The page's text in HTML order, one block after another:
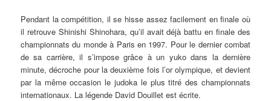
Pendant la compétition, il se hisse assez facilement en finale où
il retrouve Shinishi Shinohara, qu’il avait déjà battu en finale des
championnats du monde à Paris en 1997. Pour le dernier combat
de sa carrière, il s’impose grâce à un yuko dans la dernière
minute, décroche pour la deuxième fois l’or olympique, et devient
par la même occasion le judoka le plus titré des championnats
internationaux. La légende David Douillet est écrite.